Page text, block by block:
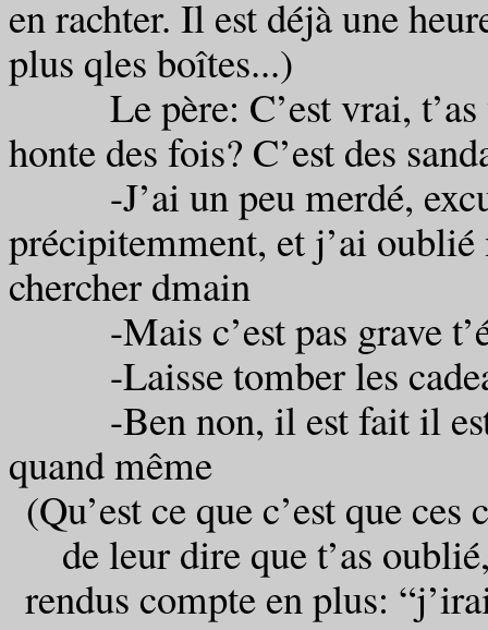
en rachter. Il est déjà une
plus qles boîtes...)
Le père: C’est vrai, t’as
honte des fois? C’est des
-J’ai un peu merdé,
précipitemment, et j’ai oublié
chercher dmain
-Mais c’est pas grave
-Laisse tomber les
-Ben non, il est fait il est
quand même
(Qu’est ce que c’est que
de leur dire que t’as
rendus compte en plus: